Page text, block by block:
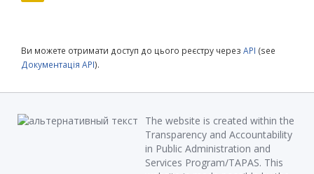
Ви можете отримати доступ до цього реєстру через API (see
Документація API).
The website is created within the
Transparency and Accountability
in Public Administration and
Services Program/TAPAS. This